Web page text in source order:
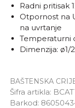
BAŠTENSKA
Šifra artikla:
Barkod:
Radni pritisak
Otpornost na
na uvrtanje
Temperaturni
Dimenzija: ø1/